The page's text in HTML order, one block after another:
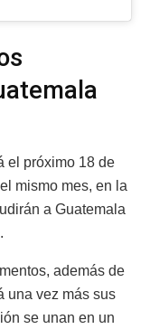
el próximo 18 de
mismo mes, en la
a Guatemala
además de
una vez más sus
se unan en un